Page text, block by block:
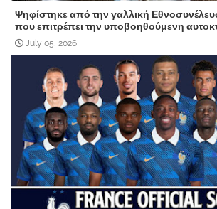
Ψηφίστηκε από την γαλλική
που επιτρέπει την υποβοηθούμενη
July 05, 2026